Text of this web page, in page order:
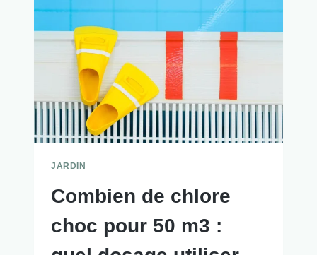
JARDIN
Combien de chlore
choc pour 50 m3 :